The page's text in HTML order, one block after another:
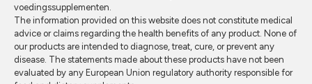
voedingssupplementen.
The information provided on this website does not constitute medical
advice or claims regarding the health benefits of any product. None of
our products are intended to diagnose, treat, cure, or prevent any
disease. The statements made about these products have not been
evaluated by any European Union regulatory authority responsible for